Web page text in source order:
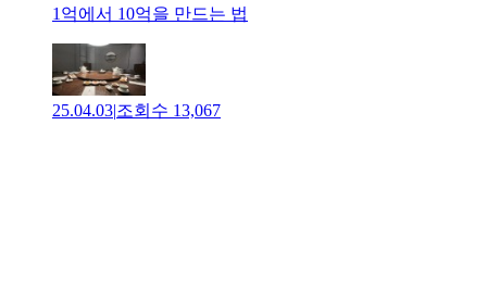
1억에서 10억을 만드는 법
25.04.03|조회수 13,067